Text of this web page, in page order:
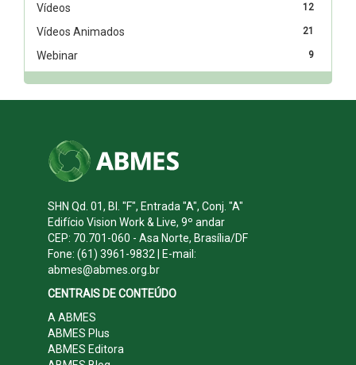
12
Vídeos
21
Vídeos Animados
9
Webinar
SHN Qd. 01, Bl. "F", Entrada "A", Conj. "A"
Edifício Vision Work & Live, 9º andar
CEP: 70.701-060 - Asa Norte, Brasília/DF
Fone: (61) 3961-9832 | E-mail:
abmes@abmes.org.br
CENTRAIS DE CONTEÚDO
A ABMES
ABMES Plus
ABMES Editora